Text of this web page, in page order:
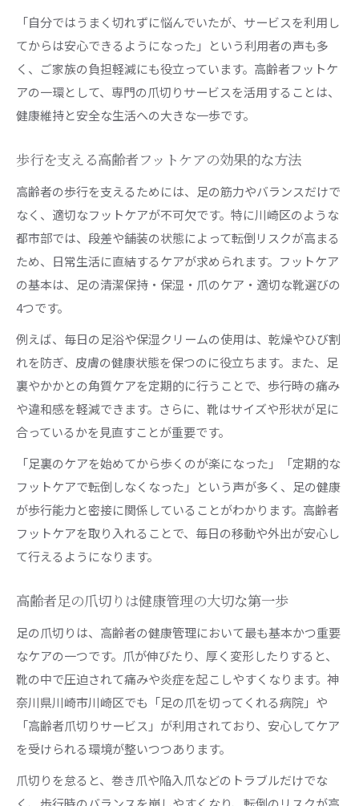
「自分ではうまく切れずに悩んでいたが、サービスを利用し
てからは安心できるようになった」という利用者の声も多
く、ご家族の負担軽減にも役立っています。高齢者フットケ
アの一環として、専門の爪切りサービスを活用することは、
健康維持と安全な生活への大きな一歩です。
歩行を支える高齢者フットケアの効果的な方法
高齢者の歩行を支えるためには、足の筋力やバランスだけで
なく、適切なフットケアが不可欠です。特に川崎区のような
都市部では、段差や舗装の状態によって転倒リスクが高まる
ため、日常生活に直結するケアが求められます。フットケア
の基本は、足の清潔保持・保湿・爪のケア・適切な靴選びの
4つです。
例えば、毎日の足浴や保湿クリームの使用は、乾燥やひび割
れを防ぎ、皮膚の健康状態を保つのに役立ちます。また、足
裏やかかとの角質ケアを定期的に行うことで、歩行時の痛み
や違和感を軽減できます。さらに、靴はサイズや形状が足に
合っているかを見直すことが重要です。
「足裏のケアを始めてから歩くのが楽になった」「定期的な
フットケアで転倒しなくなった」という声が多く、足の健康
が歩行能力と密接に関係していることがわかります。高齢者
フットケアを取り入れることで、毎日の移動や外出が安心し
て行えるようになります。
高齢者足の爪切りは健康管理の大切な第一歩
足の爪切りは、高齢者の健康管理において最も基本かつ重要
なケアの一つです。爪が伸びたり、厚く変形したりすると、
靴の中で圧迫されて痛みや炎症を起こしやすくなります。神
奈川県川崎市川崎区でも「足の爪を切ってくれる病院」や
「高齢者爪切りサービス」が利用されており、安心してケア
を受けられる環境が整いつつあります。
爪切りを怠ると、巻き爪や陥入爪などのトラブルだけでな